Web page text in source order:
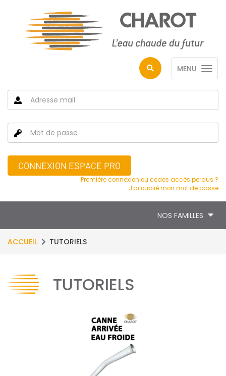
MENU
CONNEXION ESPACE PRO
Première connexion ou codes accès perdus ?
J'ai oublié mon mot de passe
NOS FAMILLES
ACCUEIL TUTORIELS
TUTORIELS